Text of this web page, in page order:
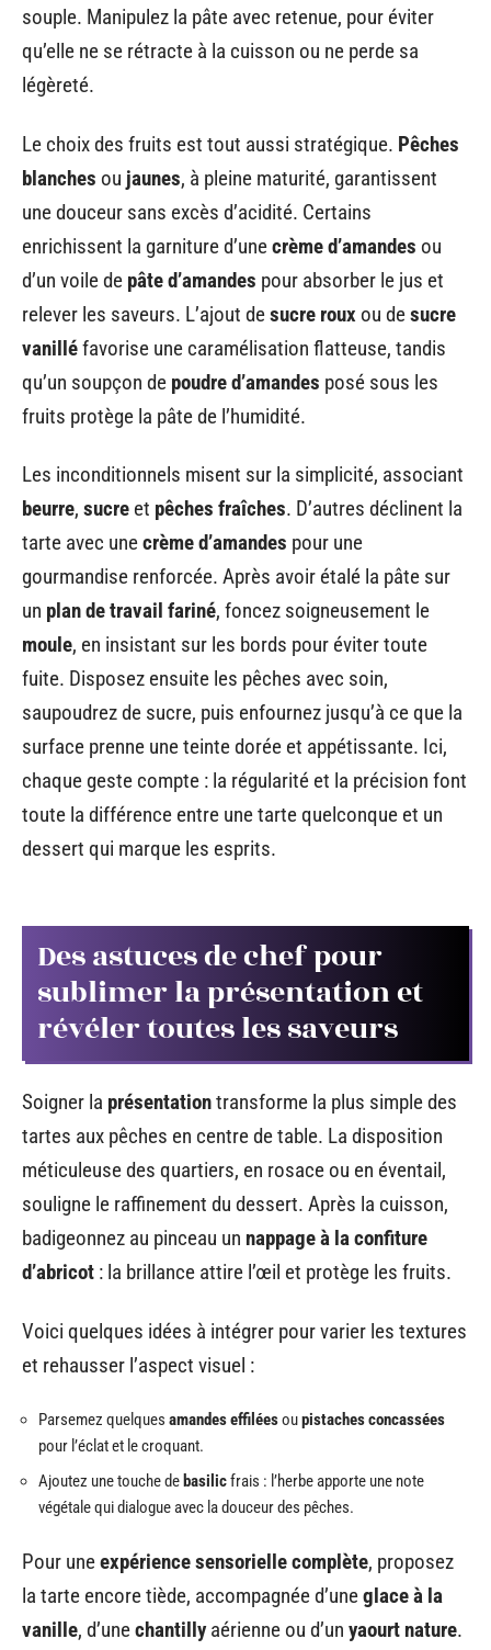
souple. Manipulez la pâte avec retenue, pour éviter
qu’elle ne se rétracte à la cuisson ou ne perde sa
légèreté.
Le choix des fruits est tout aussi stratégique. Pêches
blanches ou jaunes, à pleine maturité, garantissent
une douceur sans excès d’acidité. Certains
enrichissent la garniture d’unecrème d’amandes ou
d’un voile de pâte d’amandes pour absorber le jus et
relever les saveurs. L’ajout desucre roux ou desucre
vanilléfavorise une caramélisation flatteuse, tandis
qu’un soupçon de poudre d’amandes posé sous les
fruits protège la pâte de l’humidité.
Les inconditionnels misent sur la simplicité, associant
beurre, sucre et pêches fraîches. D’autres déclinent la
tarte avec unecrème d’amandes pour une
gourmandise renforcée. Après avoir étalé la pâte sur
un plan de travail fariné, foncez soigneusement le
moule, en insistant sur les bords pour éviter toute
fuite. Disposez ensuite les pêches avec soin,
saupoudrez de sucre, puis enfournez jusqu’à ce que la
surface prenne une teinte dorée et appétissante. Ici,
chaque geste compte : la régularité et la précision font
toute la différence entre une tarte quelconque et un
dessert qui marque les esprits.
Des astuces de chef pour
sublimer la présentation et
révéler toutes les saveurs
Soigner la présentationtransforme la plus simple des
tartes aux pêches en centre de table. La disposition
méticuleuse des quartiers, en rosace ou en éventail,
souligne le raffinement du dessert. Après la cuisson,
badigeonnez au pinceau un nappage à la confiture
d’abricot : la brillance attire l’œil et protège les fruits.
Voici quelques idées à intégrer pour varier les textures
et rehausser l’aspect visuel :
Parsemez quelques amandes effiléesoupistaches concassées
pour l’éclat et le croquant.
Ajoutez une touche de basilicfrais : l’herbe apporte une note
végétale qui dialogue avec la douceur des pêches.
Pour uneexpérience sensorielle complète, proposez
la tarte encore tiède, accompagnée d’uneglace à la
vanille, d’unechantillyaérienne ou d’un yaourt nature.